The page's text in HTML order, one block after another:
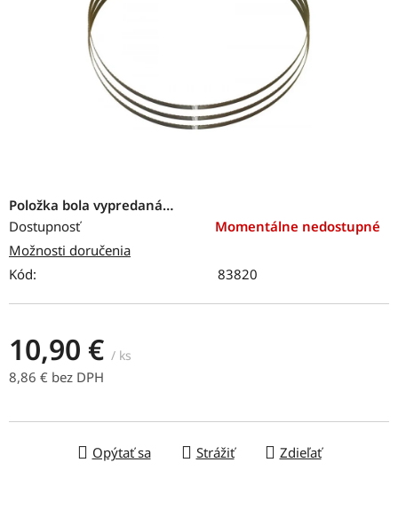
Položka bola vypredaná…
Dostupnosť
Momentálne nedostupné
Možnosti doručenia
Kód:
83820
10,90 € / ks
8,86 € bez DPH
Opýtať sa Strážiť Zdieľať